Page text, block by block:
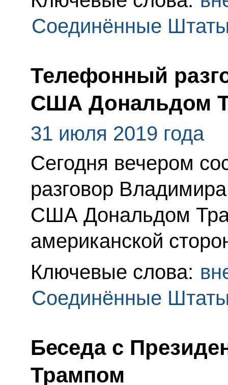
Соединённые
Телефонный
США Дональдом
31 июля 2019 года
Сегодня вечером
разговор
США Дональдом
американской
Ключевые слова:
Соединённые
Беседа с
Трампом